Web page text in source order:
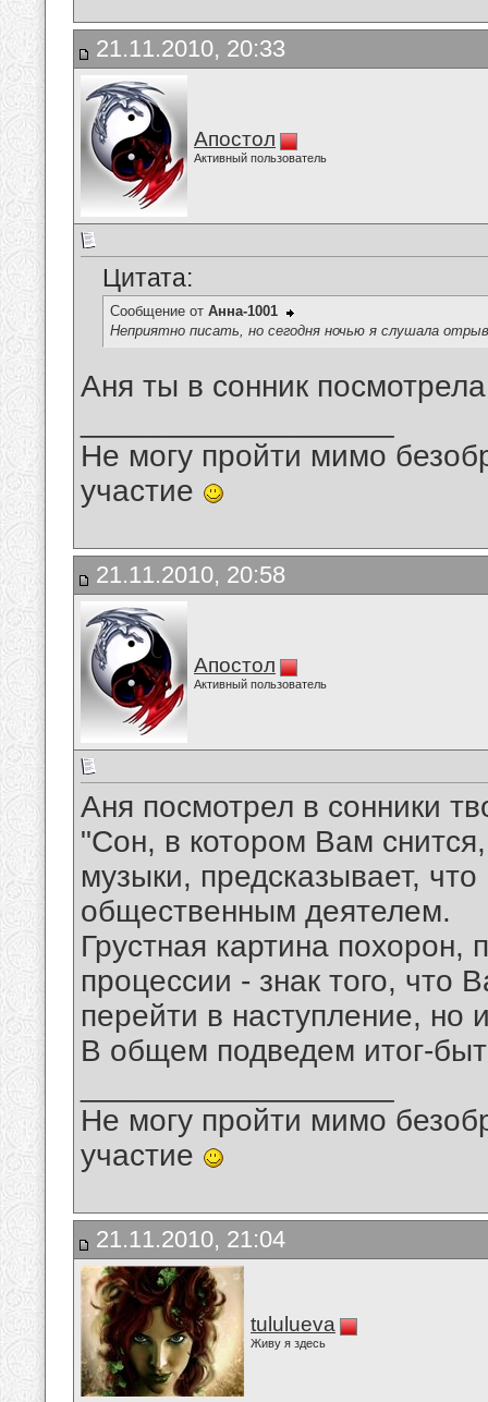
21.11.2010, 20:33
Апостол
Активный пользователь
Цитата:
Сообщение от Анна-1001
Неприятно писать, но сегодня ночью я слушала
Аня ты в сонник
Не могу пройти мимо
участие
21.11.2010, 20:58
Апостол
Активный пользователь
Аня посмотрел в сонники
"Сон, в котором Вам
музыки, предсказывает,
общественным деятелем.
Грустная картина похорон,
процессии - знак того, что
перейти в наступление, но
В общем подведем итог-
Не могу пройти мимо
участие
21.11.2010, 21:04
tululueva
Живу я здесь